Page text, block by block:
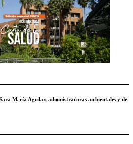
María Aguilar, administradoras ambientales y de